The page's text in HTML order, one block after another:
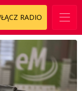
RADIO